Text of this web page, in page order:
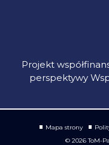
Projekt
perspektywy
Mapa strony
© 2026 ToM-